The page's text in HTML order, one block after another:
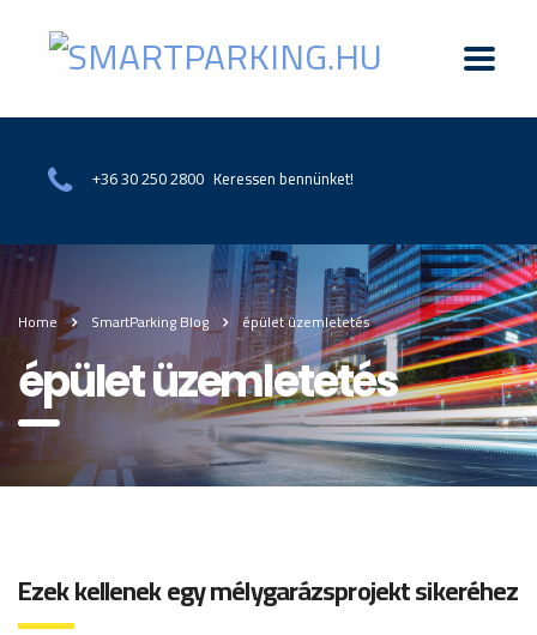
+36 30 250 2800 Keressen bennünket!
Home SmartParking Blog épület üzemletetés
épület üzemletetés
Ezek kellenek egy mélygarázsprojekt sikeréhez